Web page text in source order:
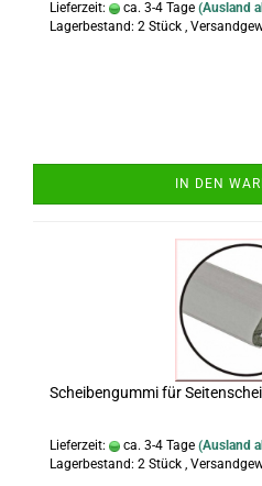
Lieferzeit: ca. 3-4 Tage (Ausland
Lagerbestand: 2 Stück ,
IN DEN
Scheibengummi für
Lieferzeit: ca. 3-4 Tage (Ausland
Lagerbestand: 2 Stück ,